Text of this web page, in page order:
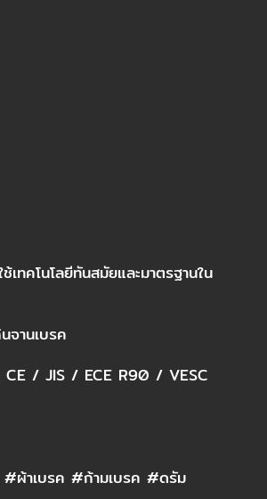
คโนโลยีทันสมัยและมาตรฐานใน
จานเบรค
CE / JIS / ECE R90 / VESC
#ผ้าเบรค #ก้ามเบรค #ดรัม